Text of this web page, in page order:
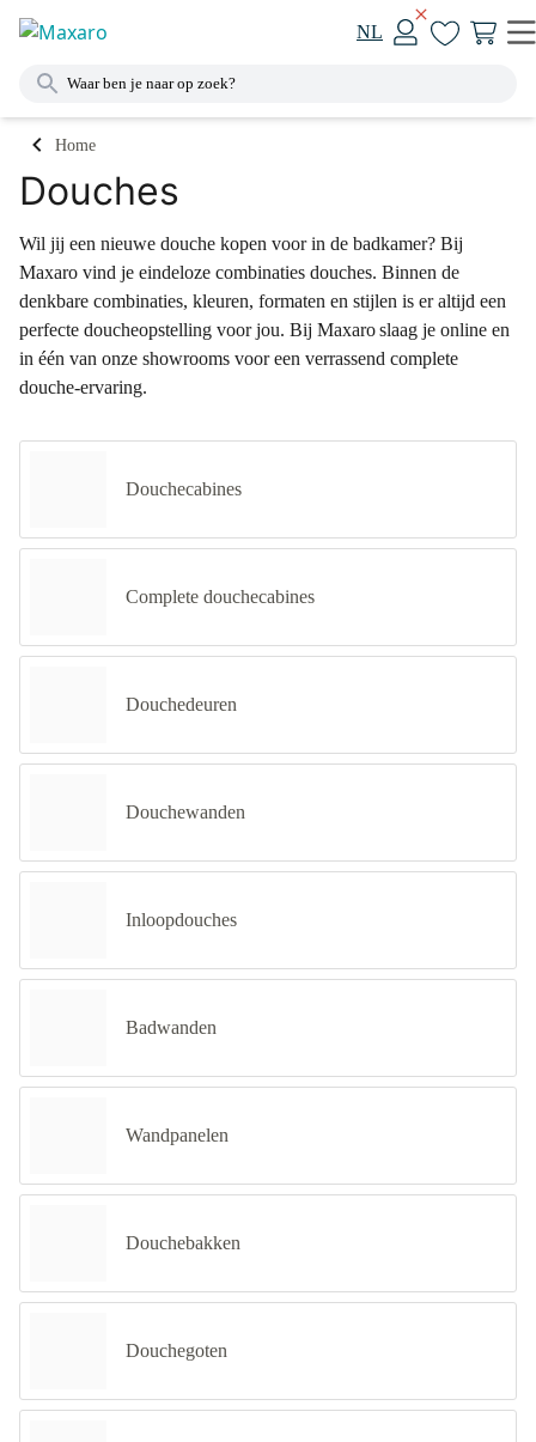
NL
Home
Douches
Wil jij een nieuwe douche kopen voor in de badkamer? Bij
Maxaro vind je eindeloze combinaties douches. Binnen de
denkbare combinaties, kleuren, formaten en stijlen is er altijd een
perfecte doucheopstelling voor jou. Bij Maxaro slaag je online en
in één van onze showrooms voor een verrassend complete
douche-ervaring.
Douchecabines
Complete douchecabines
Douchedeuren
Douchewanden
Inloopdouches
Badwanden
Wandpanelen
Douchebakken
Douchegoten